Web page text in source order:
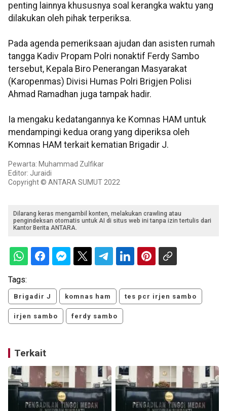
penting lainnya khususnya soal kerangka waktu yang
dilakukan oleh pihak terperiksa.
Pada agenda pemeriksaan ajudan dan asisten rumah
tangga Kadiv Propam Polri nonaktif Ferdy Sambo
tersebut, Kepala Biro Penerangan Masyarakat
(Karopenmas) Divisi Humas Polri Brigjen Polisi
Ahmad Ramadhan juga tampak hadir.
Ia mengaku kedatangannya ke Komnas HAM untuk
mendampingi kedua orang yang diperiksa oleh
Komnas HAM terkait kematian Brigadir J.
Pewarta: Muhammad Zulfikar
Editor: Juraidi
Copyright © ANTARA SUMUT 2022
Dilarang keras mengambil konten, melakukan crawling atau
pengindeksan otomatis untuk AI di situs web ini tanpa izin tertulis dari
Kantor Berita ANTARA.
Tags:
Brigadir J komnas ham tes pcr irjen sambo
irjen sambo ferdy sambo
Terkait